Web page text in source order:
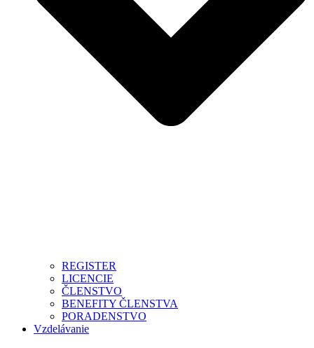
REGISTER
LICENCIE
ČLENSTVO
BENEFITY ČLENSTVA
PORADENSTVO
Vzdelávanie